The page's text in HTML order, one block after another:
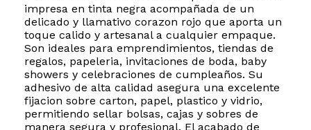
impresa en tinta negra acompañada de un
delicado y llamativo corazon rojo que aporta un
toque calido y artesanal a cualquier empaque.
Son ideales para emprendimientos, tiendas de
regalos, papeleria, invitaciones de boda, baby
showers y celebraciones de cumpleaños. Su
adhesivo de alta calidad asegura una excelente
fijacion sobre carton, papel, plastico y vidrio,
permitiendo sellar bolsas, cajas y sobres de
manera segura y profesional. El acabado de